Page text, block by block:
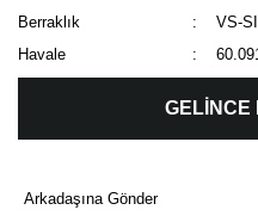
Berraklık
VS-SI
Havale
GELİNCE
Arkadaşına Gönder